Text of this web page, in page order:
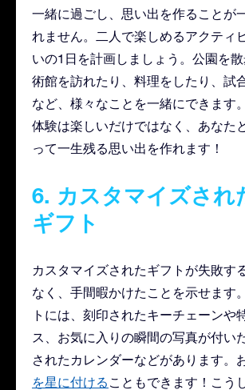
一緒に過ごし、思い出を作ることが
れません。二人で楽しめるアクティ
いの1日を計画しましょう。公園を
術館を訪れたり、料理をしたり、試
など、様々なことを一緒にできます
体験は楽しいだけではなく、あなた
って一生残る思い出を作れます！
6. カスタマイズされ
ギフト
カスタマイズされたギフトが失敗す
なく、手間暇かけたことを示せます
トには、刻印されたキーチェーンや
ス、お気に入りの瞬間の写真が付い
されたカレンダーなどがあります。
を星に付ける こともできます！こう